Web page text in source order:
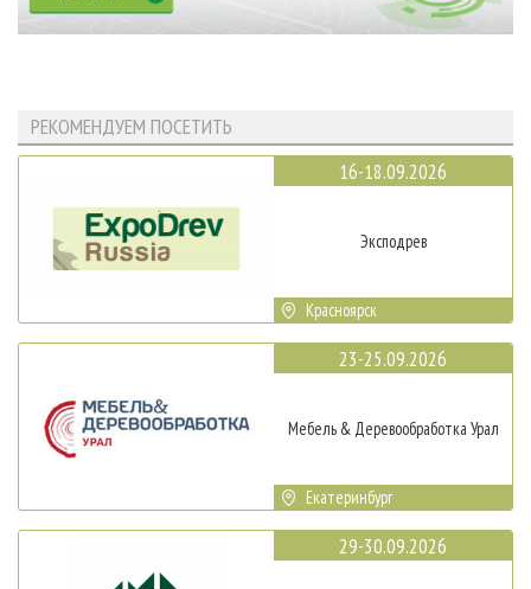
РЕКОМЕНДУЕМ ПОСЕТИТЬ
16-18.09.2026
Эксподрев
Красноярск
23-25.09.2026
Мебель & Деревообработка Урал
Екатеринбург
29-30.09.2026